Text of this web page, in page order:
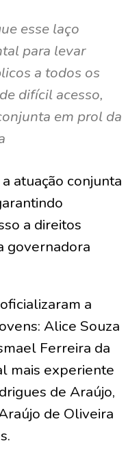
esse laço
para levar
a todos os
difícil acesso,
em prol da
atuação conjunta
a direitos
governadora
a
Alice Souza
Ferreira da
mais experiente
de Araújo,
de Oliveira
.